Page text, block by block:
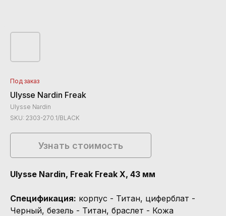
Под заказ
Ulysse Nardin Freak
Ulysse Nardin
SKU: 2303-270.1/BLACK
Узнать стоимость
Ulysse Nardin, Freak Freak X, 43 мм
Спецификация: корпус - Титан, циферблат -
Черный, безель - Титан, браслет - Кожа